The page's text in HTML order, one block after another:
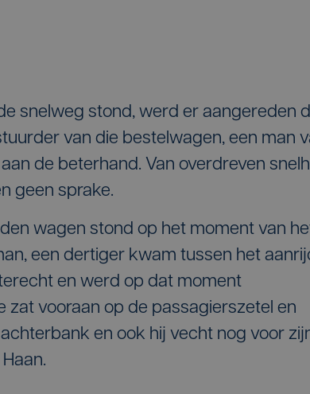
snelweg stond, werd er aangereden
van die bestelwagen, een man
de beterhand. Van overdreven
geen sprake.
wagen stond op het moment van
een dertiger kwam tussen het
en werd op dat moment
zat vooraan op de passagierszetel en
en ook hij vecht nog voor